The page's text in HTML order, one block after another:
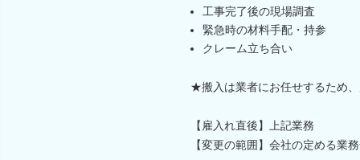
工事完了後の現場調査
緊急時の材料手配・持参
クレーム立ち合い
★搬入は業者にお任せするため
【雇入れ直後】上記業務
【変更の範囲】会社の定める業